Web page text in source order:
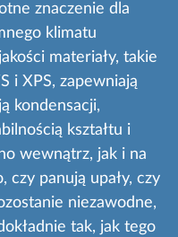
znaczenie dla
klimatu
materiały, takie
i XPS, zapewniają
kondensacji,
kształtu i
wewnątrz, jak i na
czy panują upały, czy
niezawodne,
tak, jak tego